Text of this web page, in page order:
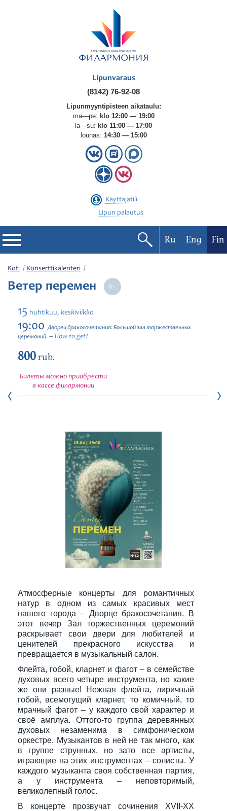
Lipunvaraus
(8142) 76-92-08
Lipunmyyntipisteen aikataulu:
ma—pe: klo 12:00 — 19:00
la—su: klo 11:00 — 17:00
lounas: 14:30 — 15:00
Käyttäjätili
Lipun palautus
Filharmonia
Konserttikalenteri
Festivaalit
Ru Eng Fin
Koti Konserttikalenteri
Ветер перемен
15 huhtikuu, keskiviikko
19:00 Дворец бракосочетания: Большой зал торжественных
церемоний
How to get?
800rub.
Билеты можно приобрести
в кассе филармонии
Атмосферные концерты для романтичных
натур в одном из самых красивых мест
нашего города – Дворце бракосочетания. В
этот вечер Зал торжественных церемоний
раскрывает свои двери для любителей и
ценителей прекрасного искусства и
превращается в музыкальный салон.
Флейта, гобой, кларнет и фагот – в семействе
духовых всего четыре инструмента, но какие
же они разные! Нежная флейта, лиричный
гобой, всемогущий кларнет, то комичный, то
мрачный фагот – у каждого свой характер и
своё амплуа. Оттого-то группа деревянных
духовых незаменима в симфоническом
оркестре. Музыкантов в ней не так много, как
в группе струнных, но зато все артисты,
играющие на этих инструментах – солисты. У
каждого музыканта своя собственная партия,
а у инструмента – неповторимый,
великолепный голос.
В концерте прозвучат сочинения XVII-XX